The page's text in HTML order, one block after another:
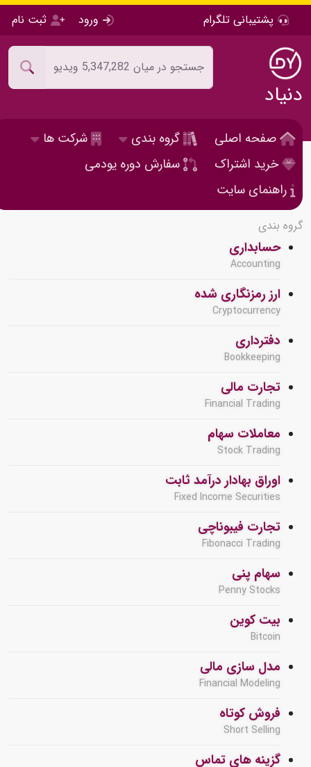
پشتیبانی تلگرام ورود ثبت نام
دنیاد
صفحه اصلی گروه بندی
شرکت ها
خرید اشتراک
سفارش دوره یودمی
راهنمای سایت
گروه بندی
حسابداری
Accounting
ارز رمزنگاری شده
Cryptocurrency
دفترداری
Bookkeeping
تجارت مالی
Financial Trading
معاملات سهام
Stock Trading
اوراق بهادار درآمد ثابت
Fixed Income Securities
تجارت فیبوناچی
Fibonacci Trading
سهام پنی
Penny Stocks
بیت کوین
Bitcoin
مدل سازی مالی
Financial Modeling
فروش کوتاه
Short Selling
گزینه های تماس